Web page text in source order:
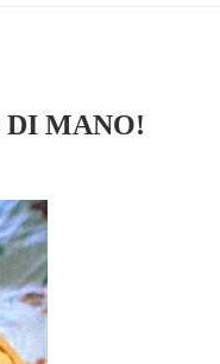
DI MANO!